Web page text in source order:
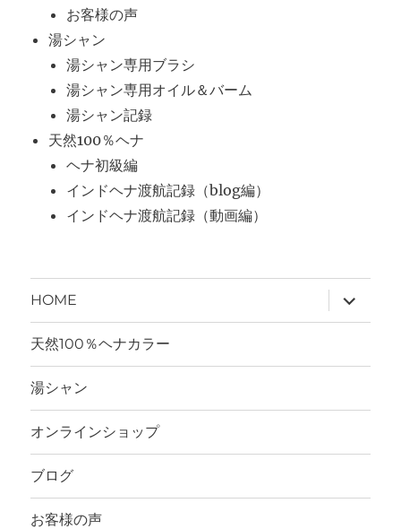
お客様の声
湯シャン
湯シャン専用ブラシ
湯シャン専用オイル＆バーム
湯シャン記録
天然100％ヘナ
ヘナ初級編
インドヘナ渡航記録（blog編）
インドヘナ渡航記録（動画編）
HOME
サ
ブ
メ
ー
開
天然100％ヘナカラー
湯シャン
オンラインショップ
ブログ
お客様の声